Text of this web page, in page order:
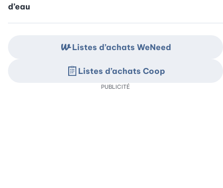
d’eau
Listes d’achats WeNeed
Listes d’achats Coop
PUBLICITÉ